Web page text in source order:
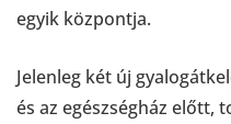
egyik központja.
Jelenleg két új
és az egészségház előtt,